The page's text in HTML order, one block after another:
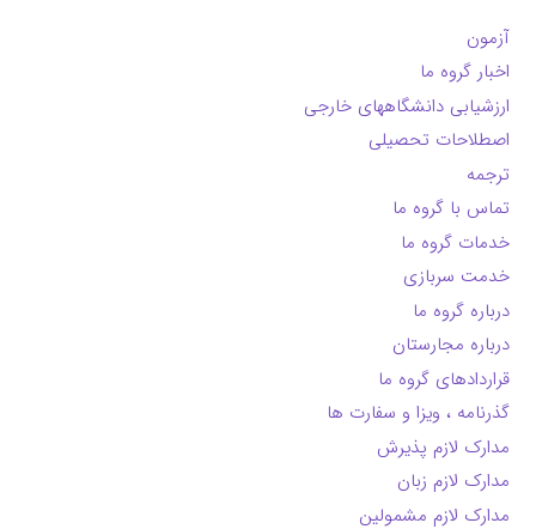
آزمون
اخبار گروه ما
ارزشیابی دانشگاههای خارجی
اصطلاحات تحصیلی
ترجمه
تماس با گروه ما
خدمات گروه ما
خدمت سربازی
درباره گروه ما
درباره مجارستان
قراردادهای گروه ما
گذرنامه ، ویزا و سفارت ها
مدارک لازم پذیرش
مدارک لازم زبان
مدارک لازم مشمولین